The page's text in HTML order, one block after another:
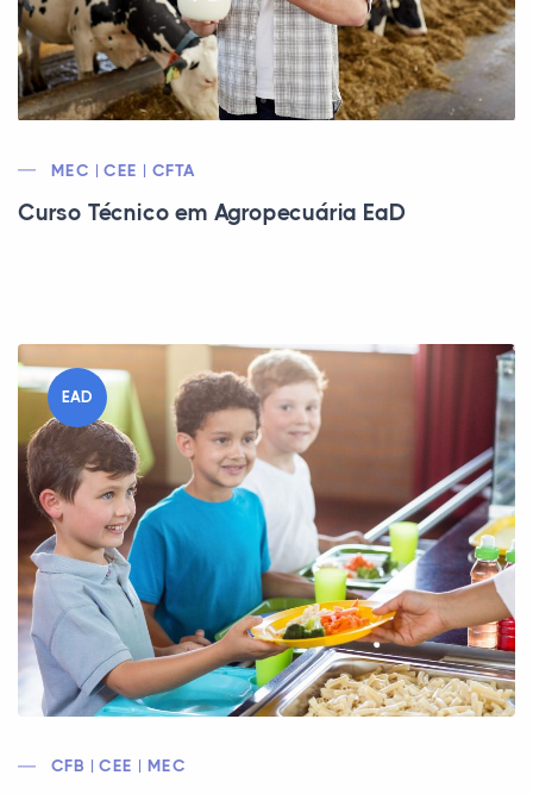
MEC | CEE | CFTA
Curso Técnico em Agropecuária EaD
EAD
CFB | CEE | MEC